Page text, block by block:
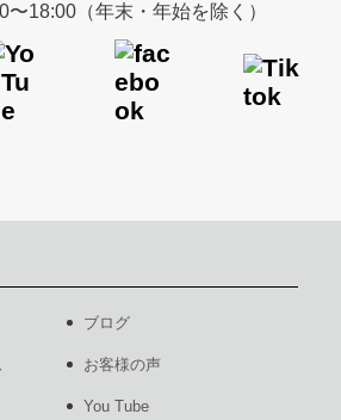
〜18:00（年末・年始を除く）
ブログ
お客様の声
You Tube